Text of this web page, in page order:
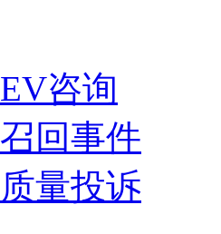
EV咨询
召回事件
质量投诉